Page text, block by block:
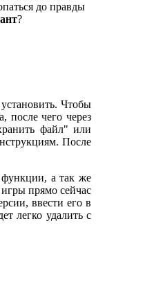
до правды
?
Чтобы
после чего через
файл" или
После
а так же
прямо сейчас
ввести его в
легко удалить с